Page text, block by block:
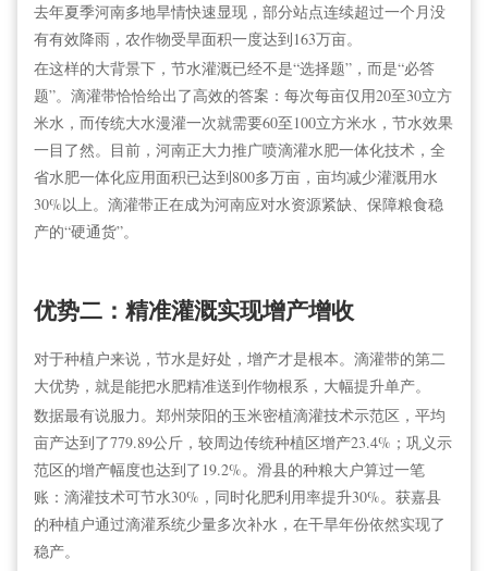
去年夏季河南多地旱情快速显现，部分站点连续超过一个月没
有有效降雨，农作物受旱面积一度达到163万亩。
在这样的大背景下，节水灌溉已经不是“选择题”，而是“必答
题”。滴灌带恰恰给出了高效的答案：每次每亩仅用20至30立方
米水，而传统大水漫灌一次就需要60至100立方米水，节水效果
一目了然。目前，河南正大力推广喷滴灌水肥一体化技术，全
省水肥一体化应用面积已达到800多万亩，亩均减少灌溉用水
30%以上。滴灌带正在成为河南应对水资源紧缺、保障粮食稳
产的“硬通货”。
优势二：精准灌溉实现增产增收
对于种植户来说，节水是好处，增产才是根本。滴灌带的第二
大优势，就是能把水肥精准送到作物根系，大幅提升单产。
数据最有说服力。郑州荥阳的玉米密植滴灌技术示范区，平均
亩产达到了779.89公斤，较周边传统种植区增产23.4%；巩义示
范区的增产幅度也达到了19.2%。滑县的种粮大户算过一笔
账：滴灌技术可节水30%，同时化肥利用率提升30%。获嘉县
的种植户通过滴灌系统少量多次补水，在干旱年份依然实现了
稳产。